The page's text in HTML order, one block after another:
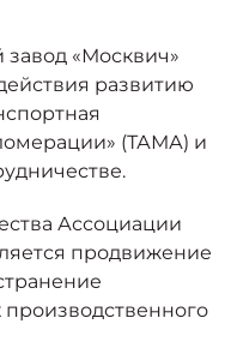
₽*
с ручным
создающий равные
₽*
«Москвич»
развитию
(ТАМА) и
Ассоциации
продвижение